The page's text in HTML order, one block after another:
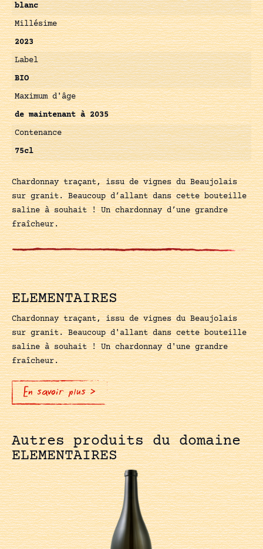
blanc
Millésime
2023
Label
BIO
Maximum d'âge
de maintenant à 2035
Contenance
75cl
Chardonnay traçant, issu de vignes du Beaujolais
sur granit. Beaucoup d’allant dans cette bouteille
saline à souhait ! Un chardonnay d’une grandre
fraîcheur.
ELEMENTAIRES
Chardonnay traçant, issu de vignes du Beaujolais
sur granit. Beaucoup d'allant dans cette bouteille
saline à souhait ! Un chardonnay d'une grandre
fraîcheur.
En savoir plus >
Autres produits du domaine
ELEMENTAIRES